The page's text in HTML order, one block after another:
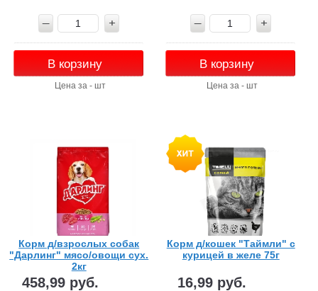
В корзину
Цена за - шт
В корзину
Цена за - шт
Корм д/взрослых собак
"Дарлинг" мясо/овощи сух.
2кг
458,99 руб.
Корм д/кошек "Таймли" с
курицей в желе 75г
16,99 руб.